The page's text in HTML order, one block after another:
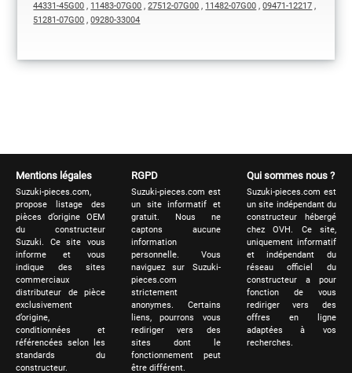
44331-45G00 , 11483-07G00 ,27512-07G00 , 11482-07G00 ,09471-12217 ,
51281-07G00 ,09280-33004
Mentions légales
Suzuki-pieces.com,
propose listage des
pièces d’origine OEM
du constructeur
Suzuki. Ce site vous
informe et vous
indique des sites
commerciaux
distributeur de pièce
exclusivement
d’origine,
conditionnées et
référencées selon les
standards du
constructeur.
RGPD
Suzuki-pieces.com est
un site informatif et
gratuit. Nous ne
captons aucune
information
personnelle. Vous
naviguez sur Suzuki-
pieces.com
strictement
anonymes. Certains
liens, pourrons vous
rediriger vers des
sites dont le
fonctionnement peut
être différent.
Qui sommes nous ?
Suzuki-pieces.com est
un site indépendant du
constructeur hébergé
chez OVH. Ce site,
uniquement informatif
et indépendant du
réseau officiel du
constructeur a pour
fonction de vous
rediriger vers des
offres en ligne
adaptées à vos
recherches.